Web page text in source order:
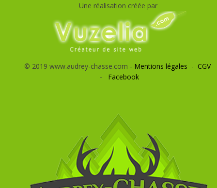
Une réalisation créée par
© 2019 www.audrey-chasse.com - Mentions légales - CGV
- Facebook